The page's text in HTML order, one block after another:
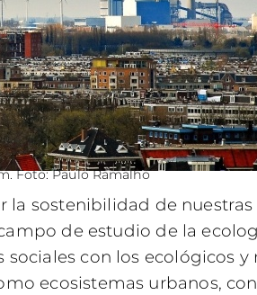
Foto: Paulo Ramalho
la sostenibilidad de
de estudio de la
con los ecológicos
ecosistemas urbanos,